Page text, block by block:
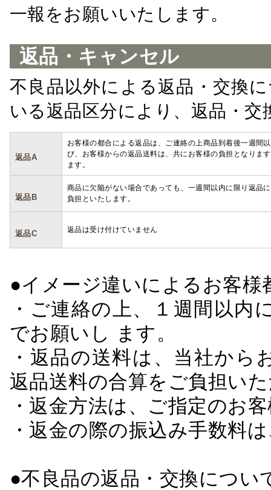
一報をお願いいたします。
返品・キャンセル
不良品以外による返品・交換
いる返品区分により、返品・
返品A
お客様の都合による返品は、ご連絡の上商品到着後一週間
び、お客様からの返品送料は、共にお客様の負担となりま
ます。
返品B
商品に欠陥がない場合であっても、一週間以内に限り返品
負担といたします。
返品C 返品は受け付けていません
●イメージ違いによるお客
・ご連絡の上、１週間以
でお願いし ます。
・返品の送料は、当社か
返品送料の合算をご負担い
・返金方法は、ご指定のお
・返金の際の振込み手数料
●不良品の返品・交換につい